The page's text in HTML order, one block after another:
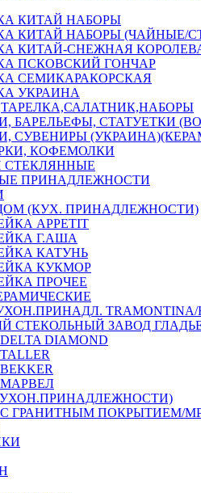
КИТАЙ НАБОРЫ
КИТАЙ НАБОРЫ (ЧАЙНЫЕ/
КИТАЙ-СНЕЖНАЯ
ПСКОВСКИЙ ГОНЧАР
СЕМИКАРАКОРСКАЯ
УКРАИНА
БАРЕЛЬЕФЫ, СТАТУЕТКИ
СУВЕНИРЫ
КОФЕМОЛКИ
ПРИНАДЛЕЖНОСТИ
(КУХ. ПРИНАДЛЕЖНОСТИ)
APPETIT
Г.АША
КАТУНЬ
КУКМОР
ПРОЧЕЕ
СТЕКОЛЬНЫЙ ЗАВОД
DIAMOND
ГРАНИТНЫМ ПОКРЫТИЕМ/